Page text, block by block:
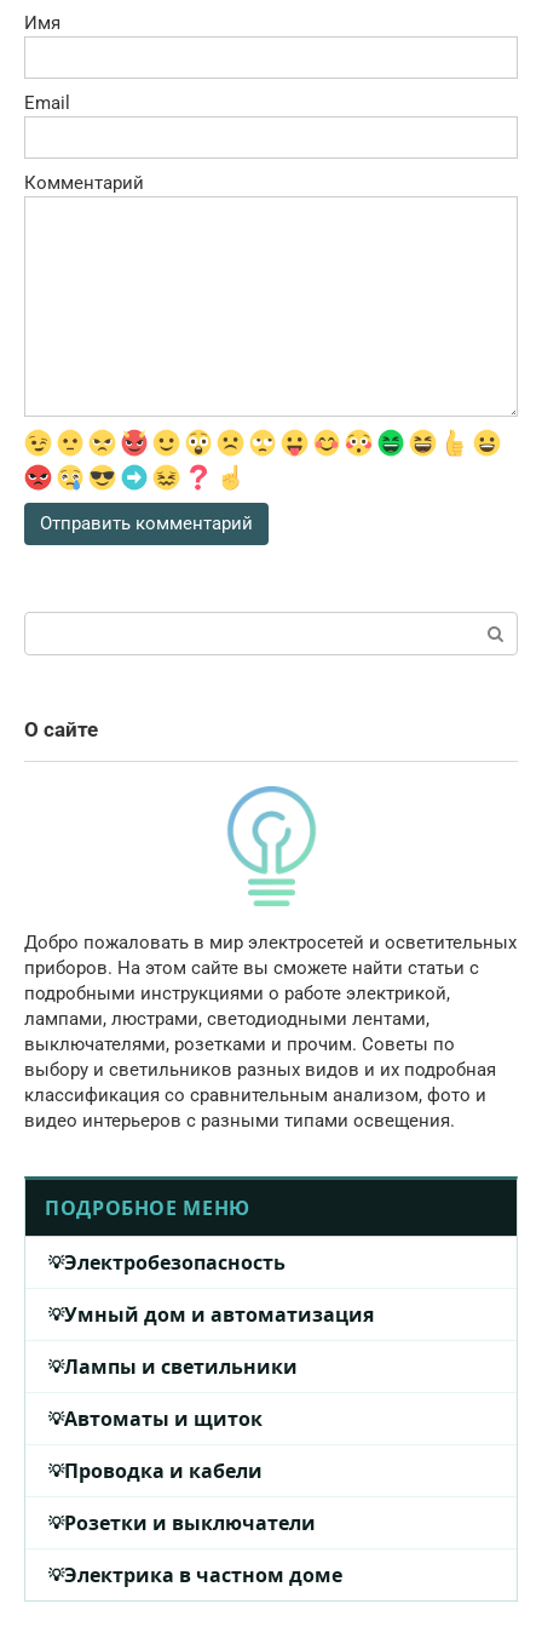
Имя
Email
Комментарий
О сайте
Добро пожаловать в мир электросетей и осветительных
приборов. На этом сайте вы сможете найти статьи с
подробными инструкциями о работе электрикой,
лампами, люстрами, светодиодными лентами,
выключателями, розетками и прочим. Советы по
выбору и светильников разных видов и их подробная
классификация со сравнительным анализом, фото и
видео интерьеров с разными типами освещения.
ПОДРОБНОЕ МЕНЮ
Электробезопасность
Умный дом и автоматизация
Лампы и светильники
Автоматы и щиток
Проводка и кабели
Розетки и выключатели
Электрика в частном доме